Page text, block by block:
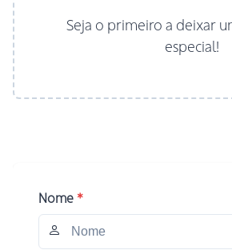
Seja o primeiro a deixar
especial!
Nome *